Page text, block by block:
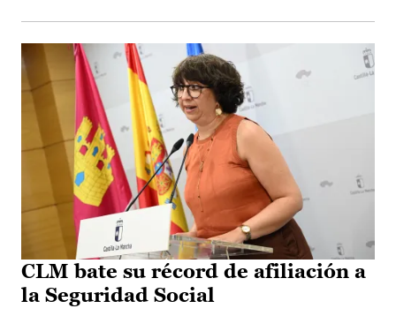
CLM bate su récord de afiliación a
la Seguridad Social